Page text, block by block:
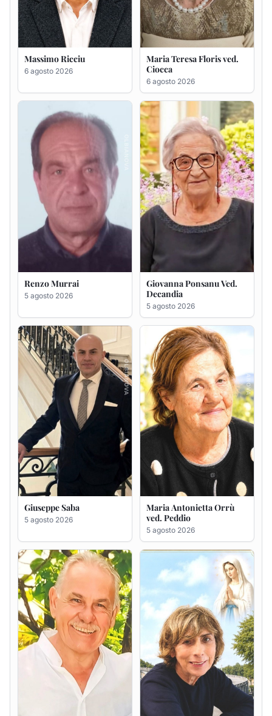
Massimo Ricciu
6 agosto 2026
Maria Teresa Floris ved.
Ciocca
6 agosto 2026
Renzo Murrai
5 agosto 2026
Giovanna Ponsanu Ved.
Decandia
5 agosto 2026
Giuseppe Saba
5 agosto 2026
Maria Antonietta Orrù
ved. Peddio
5 agosto 2026